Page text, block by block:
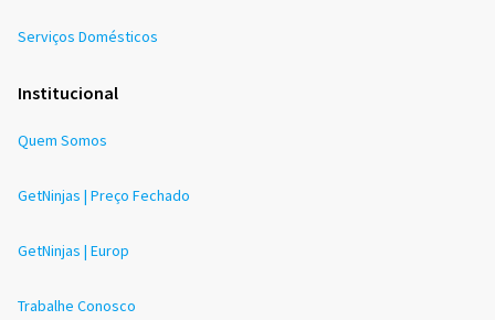
Serviços Domésticos
Institucional
Quem Somos
GetNinjas | Preço Fechado
GetNinjas | Europ
Trabalhe Conosco